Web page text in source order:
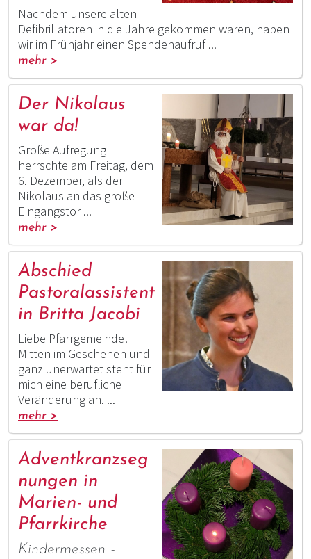
Nachdem unsere alten
Defibrillatoren in die Jahre gekommen waren, haben
wir im Frühjahr einen Spendenaufruf ...
mehr >
Der Nikolaus
war da!
Große Aufregung
herrschte am Freitag, dem
6. Dezember, als der
Nikolaus an das große
Eingangstor ...
mehr >
Abschied
Pastoralassistent
in Britta Jacobi
Liebe Pfarrgemeinde!
Mitten im Geschehen und
ganz unerwartet steht für
mich eine berufliche
Veränderung an. ...
mehr >
Adventkranzseg
nungen in
Marien- und
Pfarrkirche
Kindermessen -